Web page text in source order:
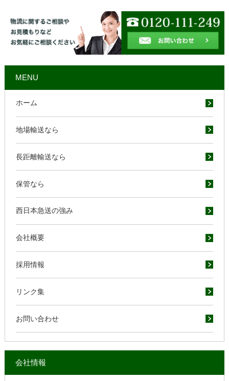
MENU
ホーム
地場輸送なら
長距離輸送なら
保管なら
西日本急送の強み
会社概要
採用情報
リンク集
お問い合わせ
会社情報